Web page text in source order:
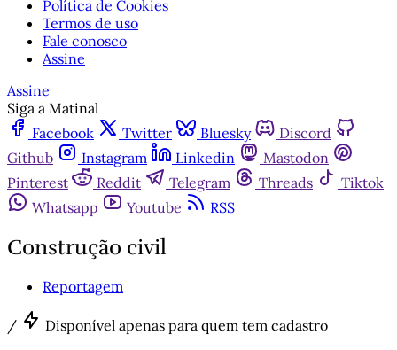
Política de Cookies
Termos de uso
Fale conosco
Assine
Assine
Siga a Matinal
Facebook
Twitter Bluesky
Discord
Github
Instagram Linkedin
Mastodon
Pinterest
Reddit Telegram Threads
Tiktok
Whatsapp
Youtube RSS
Construção civil
Reportagem
/ Disponível apenas para quem tem cadastro